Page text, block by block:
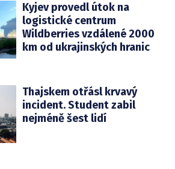
Kyjev provedl útok na
logistické centrum
Wildberries vzdálené 2000
km od ukrajinských hranic
Thajskem otřásl krvavý
incident. Student zabil
nejméně šest lidí